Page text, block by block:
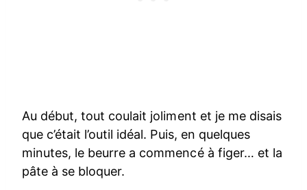
Au début, tout coulait joliment et je me disais
que c’était l’outil idéal. Puis, en quelques
minutes, le beurre a commencé à figer… et la
pâte à se bloquer.